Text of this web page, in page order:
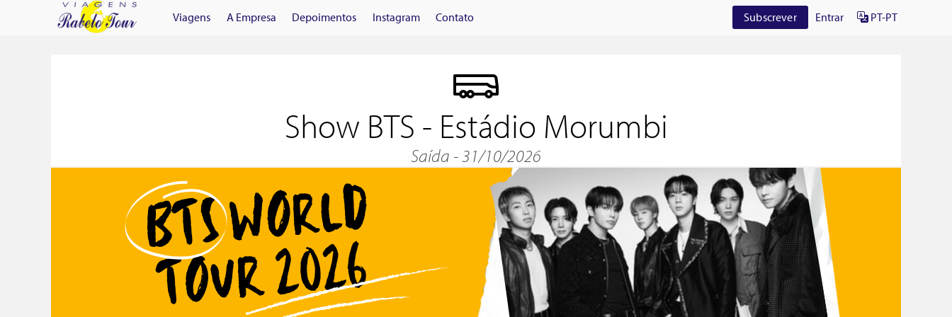
Viagens A Empresa Depoimentos Instagram Contato Subscrever Entrar PT-PT
Show BTS - Estádio Morumbi
Saída - 31/10/2026